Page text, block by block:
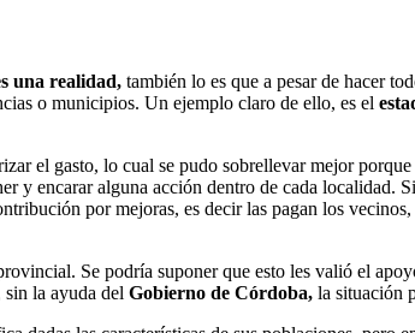
una realidad, también lo es que a pesar de hacer
o municipios. Un ejemplo claro de ello, es el
el gasto, lo cual se pudo sobrellevar mejor
y encarar alguna acción dentro de cada localidad.
por mejoras, es decir las pagan los
Se podría suponer que esto les valió el
la ayuda del Gobierno de Córdoba, la situación